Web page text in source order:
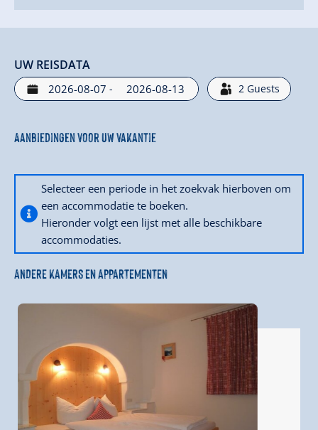
UW REISDATA
- 2 Guests
Aanbiedingen voor uw vakantie
Selecteer een periode in het zoekvak hierboven om
een accommodatie te boeken.
Hieronder volgt een lijst met alle beschikbare
accommodaties.
ANDERE KAMERS EN APPARTEMENTEN